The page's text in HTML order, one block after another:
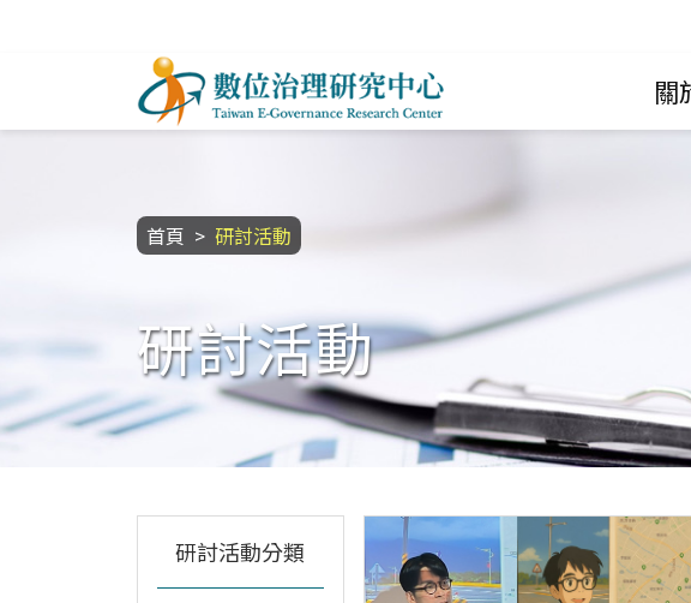
關
首頁 研討活動
:::
研討活動
研討活動分類